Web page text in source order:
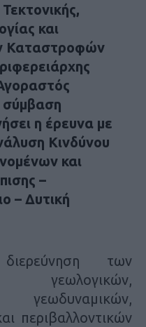
και
Καταστροφών
σύμβαση
η έρευνα με
Κινδύνου
και
–
– Δυτική
των
γεωλογικών,
περιβαλλοντικών